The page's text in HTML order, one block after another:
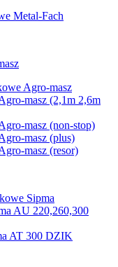
Metal-Fach
Agro-masz
masz (2,1m 2,6m
masz (non-stop)
masz (plus)
masz (resor)
Sipma
AU 220,260,300
AT 300 DZIK